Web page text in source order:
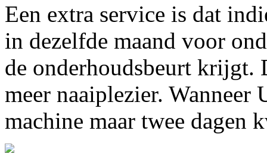
Een extra service is dat
in dezelfde maand voor
de onderhoudsbeurt krijgt.
meer naaiplezier. Wanneer
machine maar twee dagen